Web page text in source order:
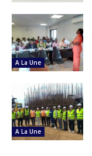
A La Une
A La Une